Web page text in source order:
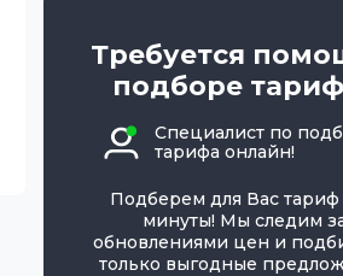
Требуется
подборе
Специалист по
тарифа онлайн!
Подберем для Вас тариф
минуты! Мы следим
обновлениями цен и
только выгодные